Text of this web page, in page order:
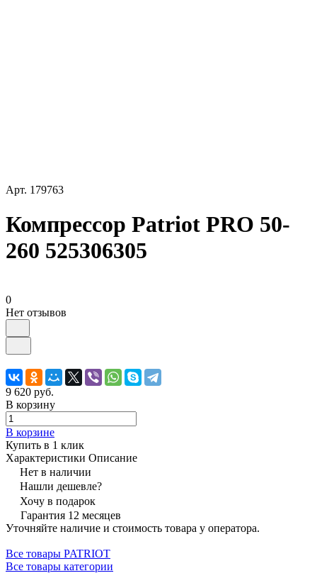
Арт. 179763
Компрессор Patriot PRO 50-
260 525306305
0
Нет отзывов
9 620 руб.
В корзину
В корзине
Купить в 1 клик
Характеристики Описание
Нет в наличии
Нашли дешевле?
Хочу в подарок
Гарантия 12 месяцев
Уточняйте наличие и стоимость товара у оператора.
Все товары PATRIOT
Все товары категории